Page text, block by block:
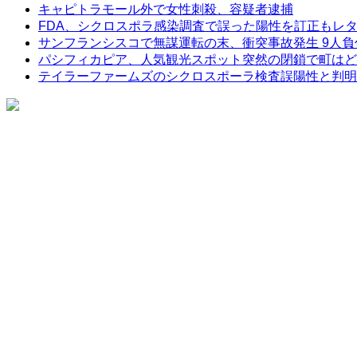
キャピトラモール外で女性刺殺、容疑者逮捕
FDA、シクロスポラ感染調査で誤った陽性を訂正もレ
サンフランシスコで無謀運転の末、衝突事故発生 9人負
パシフィカピア、人気観光スポット突然の閉鎖で町は
テイラーファームズのシクロスポーラ検査誤陽性と判